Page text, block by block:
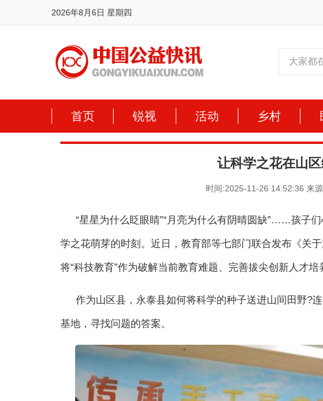
2026年8月6日 星期四
首页 锐视 活动 乡村
让科学之花在山
时间:2025-11-26 14:52:36 来
“星星为什么眨眼睛”“月亮为什么有阴晴圆缺”……孩子
学之花萌芽的时刻。近日，教育部等七部门联合发布《关
将“科技教育”作为破解当前教育难题、完善拔尖创新人才培
作为山区县，永泰县如何将科学的种子送进山间田野?
基地，寻找问题的答案。